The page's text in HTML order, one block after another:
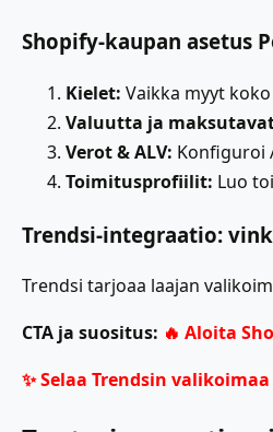
Shopify-kaupan asetus
Kielet: Vaikka myyt
Valuutta ja
Verot & ALV: Konfiguroi
Toimitusprofiilit: Luo
Trendsi-integraatio:
Trendsi tarjoaa laajan
CTA ja suositus: 🔥 Aloita
✨Selaa Trendsin